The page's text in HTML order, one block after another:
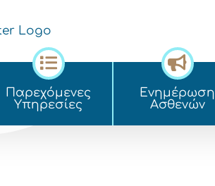
Παρεχόμενες
Yπηρεσίες
Ενημέρωση
Ασθενών